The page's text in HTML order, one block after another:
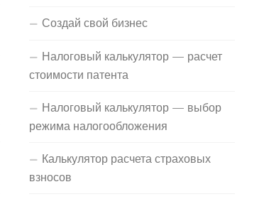
Создай свой бизнес
Налоговый калькулятор — расчет
стоимости патента
Налоговый калькулятор — выбор
режима налогообложения
Калькулятор расчета страховых
взносов